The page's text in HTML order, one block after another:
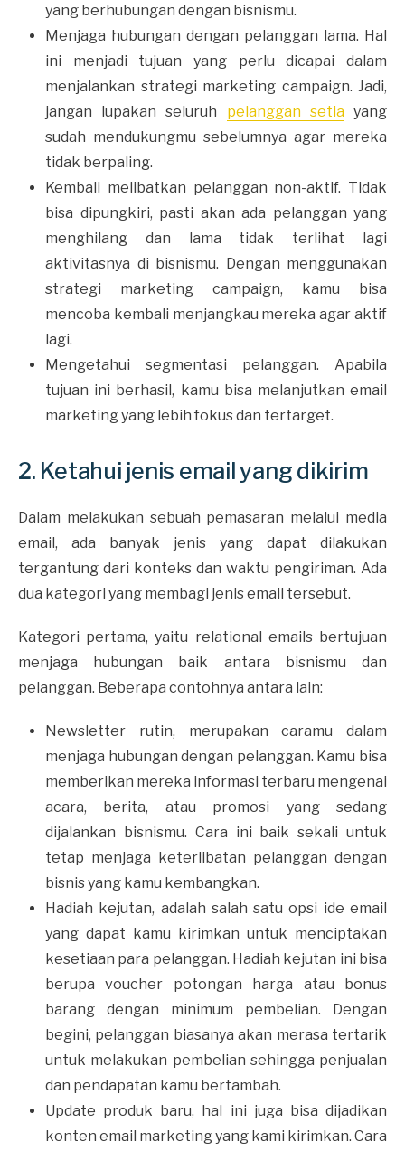
yang berhubungan dengan bisnismu.
Menjaga hubungan dengan pelanggan lama. Hal
ini menjadi tujuan yang perlu dicapai dalam
menjalankan strategi marketing campaign. Jadi,
jangan lupakan seluruh pelanggan setiayang
sudah mendukungmu sebelumnya agar mereka
tidak berpaling.
Kembali melibatkan pelanggan non-aktif. Tidak
bisa dipungkiri, pasti akan ada pelanggan yang
menghilang dan lama tidak terlihat lagi
aktivitasnya di bisnismu. Dengan menggunakan
strategi marketing campaign, kamu bisa
mencoba kembali menjangkau mereka agar aktif
lagi.
Mengetahui segmentasi pelanggan. Apabila
tujuan ini berhasil, kamu bisa melanjutkan email
marketing yang lebih fokus dan tertarget.
2. Ketahui jenis email yang dikirim
Dalam melakukan sebuah pemasaran melalui media
email, ada banyak jenis yang dapat dilakukan
tergantung dari konteks dan waktu pengiriman. Ada
dua kategori yang membagi jenis email tersebut.
Kategori pertama, yaitu relational emails bertujuan
menjaga hubungan baik antara bisnismu dan
pelanggan. Beberapa contohnya antara lain:
Newsletter rutin, merupakan caramu dalam
menjaga hubungan dengan pelanggan. Kamu bisa
memberikan mereka informasi terbaru mengenai
acara, berita, atau promosi yang sedang
dijalankan bisnismu. Cara ini baik sekali untuk
tetap menjaga keterlibatan pelanggan dengan
bisnis yang kamu kembangkan.
Hadiah kejutan, adalah salah satu opsi ide email
yang dapat kamu kirimkan untuk menciptakan
kesetiaan para pelanggan. Hadiah kejutan ini bisa
berupa voucher potongan harga atau bonus
barang dengan minimum pembelian. Dengan
begini, pelanggan biasanya akan merasa tertarik
untuk melakukan pembelian sehingga penjualan
dan pendapatan kamu bertambah.
Update produk baru, hal ini juga bisa dijadikan
konten email marketing yang kami kirimkan. Cara